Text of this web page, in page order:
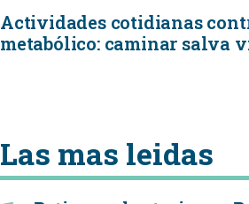
Actividades cotidianas
metabólico: caminar salva
Las mas leidas